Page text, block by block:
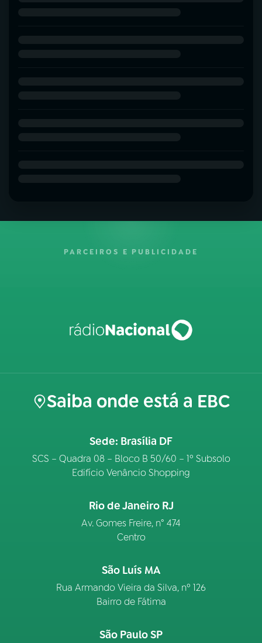
PARCEIROS E PUBLICIDADE
Saiba onde está a EBC
Sede: Brasília DF
SCS – Quadra 08 – Bloco B 50/60 – 1º Subsolo
Edifício Venâncio Shopping
Rio de Janeiro RJ
Av. Gomes Freire, n° 474
Centro
São Luís MA
Rua Armando Vieira da Silva, nº 126
Bairro de Fátima
São Paulo SP